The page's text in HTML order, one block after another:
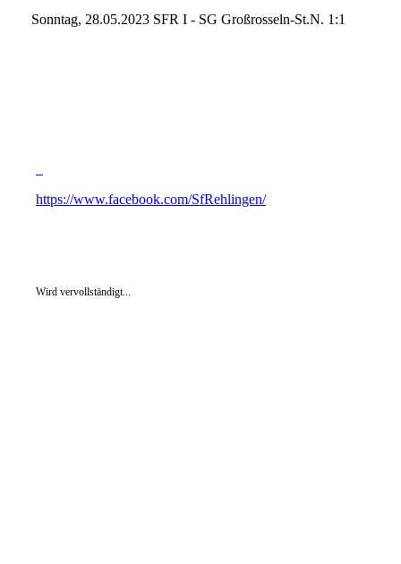
Sonntag, 28.05.2023 SFR I - SG Großrosseln-St.N. 1:1
https://www.facebook.com/SfRehlingen/
Wird vervollständigt...